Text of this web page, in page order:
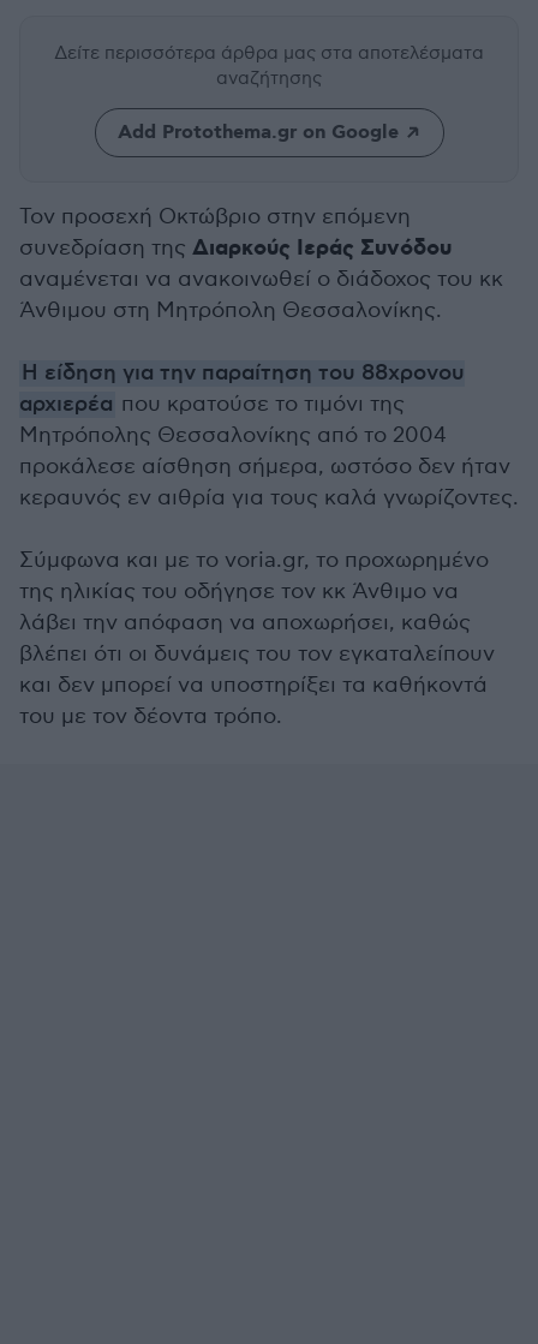
Δείτε περισσότερα άρθρα μας στα αποτελέσματα
αναζήτησης
Add Protothema.gr on Google
Τον προσεχή Οκτώβριο στην επόμενη
συνεδρίαση της Διαρκούς Ιεράς Συνόδου
αναμένεται να ανακοινωθεί ο διάδοχος του κκ
Άνθιμου στη Μητρόπολη Θεσσαλονίκης.
Η είδηση για την παραίτηση του 88χρονου
αρχιερέα που κρατούσε το τιμόνι της
Μητρόπολης Θεσσαλονίκης από το 2004
προκάλεσε αίσθηση σήμερα, ωστόσο δεν ήταν
κεραυνός εν αιθρία για τους καλά γνωρίζοντες.
Σύμφωνα και με το voria.gr, το προχωρημένο
της ηλικίας του οδήγησε τον κκ Άνθιμο να
λάβει την απόφαση να αποχωρήσει, καθώς
βλέπει ότι οι δυνάμεις του τον εγκαταλείπουν
και δεν μπορεί να υποστηρίξει τα καθήκοντά
του με τον δέοντα τρόπο.